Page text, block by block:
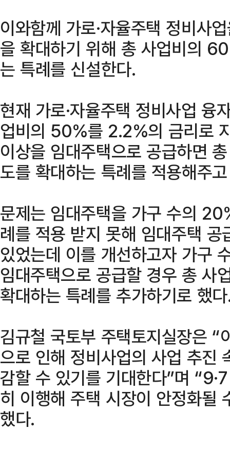
이와함께 가로·자율주택 정비사
을 확대하기 위해 총 사업비의
는 특례를 신설한다.
현재 가로·자율주택 정비사업
업비의 50%를 2.2%의 금리로
이상을 임대주택으로 공급하면
도를 확대하는 특례를 적용해주
문제는 임대주택을 가구 수의
례를 적용 받지 못해 임대주택
있었는데 이를 개선하고자 가구
임대주택으로 공급할 경우 총
확대하는 특례를 추가하기로 했
김규철 국토부 주택토지실장은 “
으로 인해 정비사업의 사업 추진
감할 수 있기를 기대한다”며
히 이행해 주택 시장이 안정화될
했다.